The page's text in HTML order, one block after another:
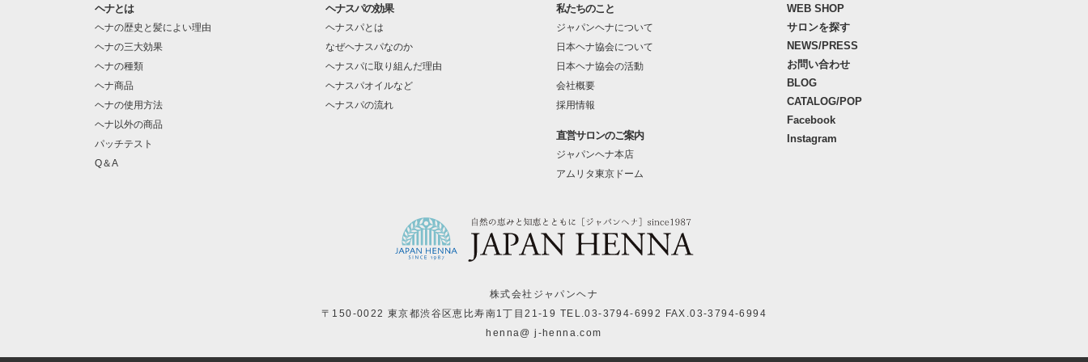
ヘナとは
ヘナの歴史と髪によい理由
ヘナの三大効果
ヘナの種類
ヘナ商品
ヘナの使用方法
ヘナ以外の商品
パッチテスト
Q＆A
ヘナスパの効果
ヘナスパとは
なぜヘナスパなのか
ヘナスパに取り組んだ理由
ヘナスパオイルなど
ヘナスパの流れ
私たちのこと
ジャパンヘナについて
日本ヘナ協会について
日本ヘナ協会の活動
会社概要
採用情報
直営サロンのご案内
ジャパンヘナ本店
アムリタ東京ドーム
WEB SHOP
サロンを探す
NEWS/PRESS
お問い合わせ
BLOG
CATALOG/POP
Facebook
Instagram
株式会社ジャパンヘナ
〒150-0022 東京都渋谷区恵比寿南1丁目21-19 TEL.03-3794-6992 FAX.03-3794-6994
henna@ j-henna.com